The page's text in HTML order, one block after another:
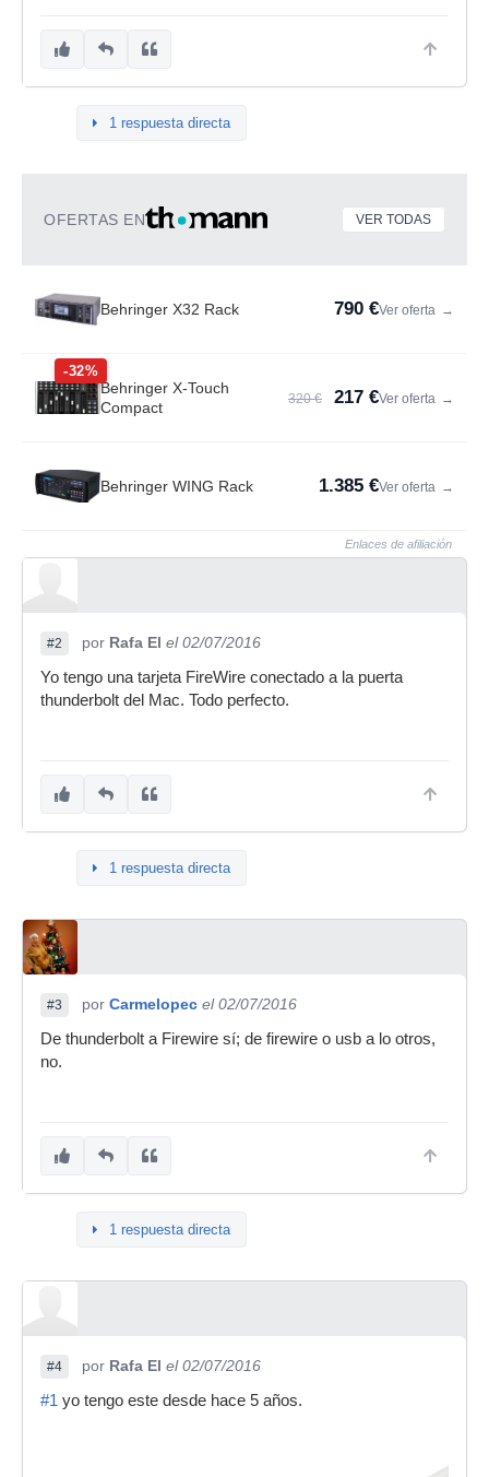
1 respuesta directa
OFERTAS EN VER TODAS
Behringer X32 Rack 790 €Ver oferta →
-32%
Behringer X-Touch
Compact
320 € 217 €Ver oferta →
Behringer WING Rack 1.385 €Ver oferta →
Enlaces de afiliación
#2 por Rafa El el 02/07/2016
Yo tengo una tarjeta FireWire conectado a la puerta
thunderbolt del Mac. Todo perfecto.
1 respuesta directa
#3 por Carmelopec el 02/07/2016
De thunderbolt a Firewire sí; de firewire o usb a lo otros,
no.
1 respuesta directa
#4 por Rafa El el 02/07/2016
#1 yo tengo este desde hace 5 años.